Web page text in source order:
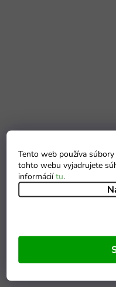
Tento web používa
tohto webu vyjadrujete
informáciítu.